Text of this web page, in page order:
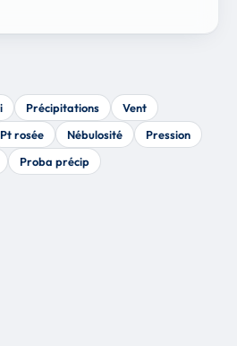
Précipitations
Vent
Pt rosée Nébulosité
Pression
Proba précip